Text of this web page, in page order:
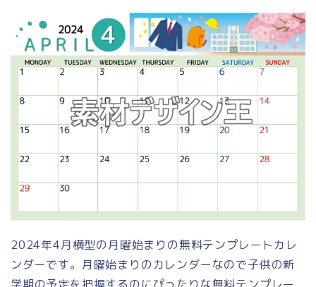
2024年4月横型の月曜始まりの無料テンプレートカレ
ンダーです。月曜始まりのカレンダーなので子供の新